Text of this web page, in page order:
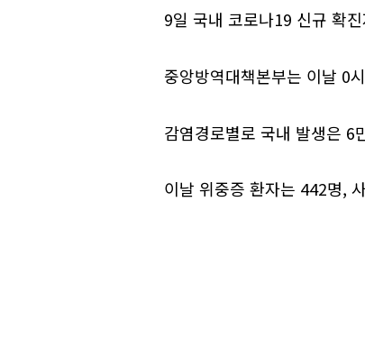
9일 국내 코로나19 신규 확
중앙방역대책본부는 이날 0
감염경로별로 국내 발생은 6
이날 위중증 환자는 442명,